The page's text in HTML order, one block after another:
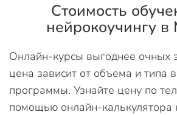
Стоимость
нейрокоучингу в
Онлайн-курсы выгоднее очных
цена зависит от объема и типа
программы. Узнайте цену по
помощью онлайн-калькулятора